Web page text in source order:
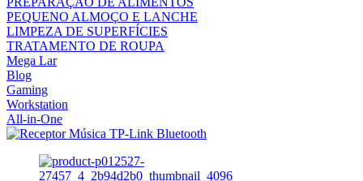
PEQUENO ALMOÇO E LANCHE
LIMPEZA DE SUPERFÍCIES
TRATAMENTO DE ROUPA
Mega Lar
Blog
Gaming
Workstation
All-in-One